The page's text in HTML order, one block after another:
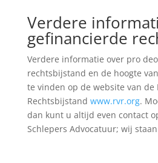
Verdere
gefinancierde
Verdere informatie over pro
rechtsbijstand en de hoogte
te vinden op de website van de
Rechtsbijstand www.rvr.org.
dan kunt u altijd even contact
Schlepers Advocatuur; wij